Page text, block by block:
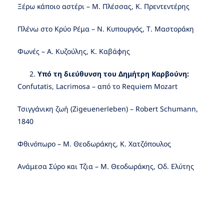
Ξέρω κάποιο αστέρι – Μ. Πλέσσας, Κ. Πρεντεντέρης
Πλένω στο Κρύο Ρέμα – Ν. Κυπουργός, Τ. Μαστοράκη
Φωνές – Α. Κυζούλης, Κ. Καβάφης
Υπό τη διεύθυνση του Δημήτρη Καρβούνη:
Confutatis, Lacrimosa – από το Requiem Mozart
Τσιγγάνικη ζωή (Zigeuenerleben) – Robert Schumann,
1840
Φθινόπωρο – Μ. Θεοδωράκης, Κ. Χατζόπουλος
Ανάμεσα Σύρο και Τζια – Μ. Θεοδωράκης, Οδ. Ελύτης